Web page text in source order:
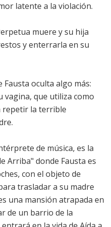
latente a la violación.
muere y su hija
y enterrarla en su
oculta algo más:
vagina, que utiliza como
la terrible
de música, es la
Arriba" donde Fausta es
con el objeto de
trasladar a su madre
una mansión atrapada en
de un barrio de la